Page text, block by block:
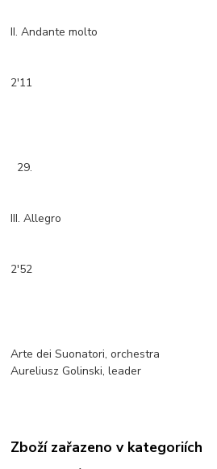
II. Andante molto
2'11
29.
III. Allegro
2'52
Arte dei Suonatori, orchestra
Aureliusz Golinski, leader
Zboží zařazeno v kategoriích